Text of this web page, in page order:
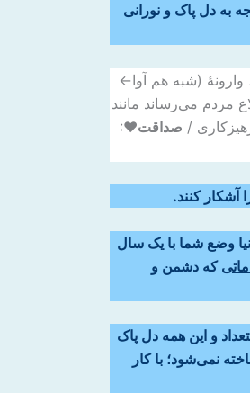
به دل پاک و نورانی
وارونهٔ (شبه هم آوا←
مردم می‌رساند مانند
/ صداقت♥:
آشکار کنند.
وضع شما با یک سال
که دشمن و
و این همه دل پاک
نمی‌شود؛ با کار